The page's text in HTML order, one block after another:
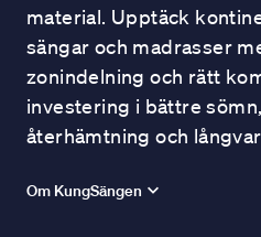
material. Upptäck
sängar och madrasser
zonindelning och rätt
investering i bättre
återhämtning och
Om KungSängen